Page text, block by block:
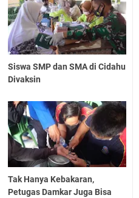
Siswa SMP dan SMA di Cidahu
Divaksin
Tak Hanya Kebakaran,
Petugas Damkar Juga Bisa